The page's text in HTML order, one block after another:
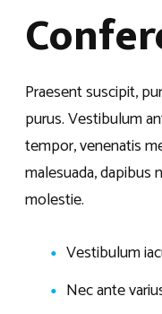
Praesent suscipit,
purus. Vestibulum
tempor, venenatis
malesuada, dapibus
molestie.
Vestibulum
Nec ante